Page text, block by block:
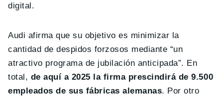
digital.
Audi afirma que su objetivo es minimizar la
cantidad de despidos forzosos mediante “un
atractivo programa de jubilación anticipada”. En
total, de aquí a 2025 la firma prescindirá de 9.500
empleados de sus fábricas alemanas. Por otro